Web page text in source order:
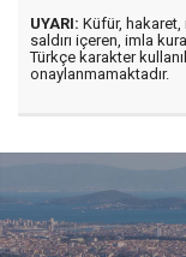
UYARI: Küfür,
saldırı içeren, imla
Türkçe karakter
onaylanmamaktadır.